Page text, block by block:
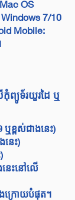
OS
7/10
Mobile:
កុំព្យូទ័រយួរដៃ ឬ
ខ្ពស់ជាងនេះ)
េះ)
នេះនៅលើ
ងក្រោយបំផុត។